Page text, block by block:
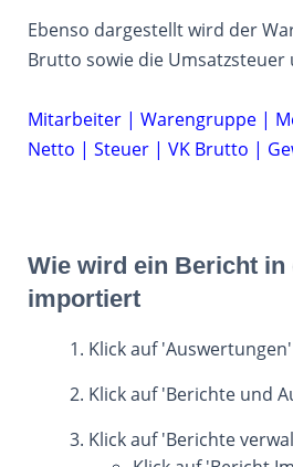
Ebenso dargestellt wird der
Brutto sowie die Umsatzsteuer
Mitarbeiter | Warengruppe |
Netto | Steuer | VK Brutto |
Wie wird ein Bericht in
importiert
Klick auf 'Auswertungen'
Klick auf 'Berichte und
Klick auf 'Berichte